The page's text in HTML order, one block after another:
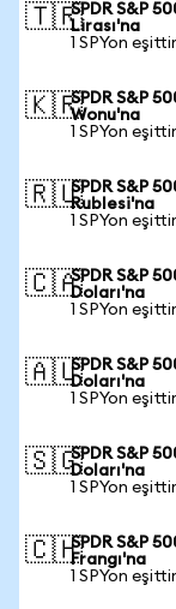
🇹🇷SPDR S&P
Lirası'na
1 SPYon
🇰🇷SPDR S&P
Wonu'na
1 SPYon
🇷🇺SPDR S&P
Rublesi'na
1 SPYon
🇨🇦SPDR S&P
Doları'na
1 SPYon
🇦🇺SPDR S&P
Doları'na
1 SPYon
🇸🇬SPDR S&P
Doları'na
1 SPYon
🇨🇭SPDR S&P
Frangı'na
1 SPYon